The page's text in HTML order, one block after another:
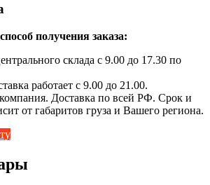
получения заказа:
склада с 9.00 до 17.30 по
работает с 9.00 до 21.00.
Доставка по всей РФ. Срок и
от габаритов груза и Вашего региона.